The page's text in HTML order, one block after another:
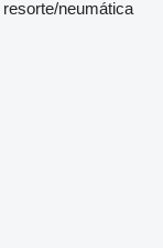
resorte/neumática